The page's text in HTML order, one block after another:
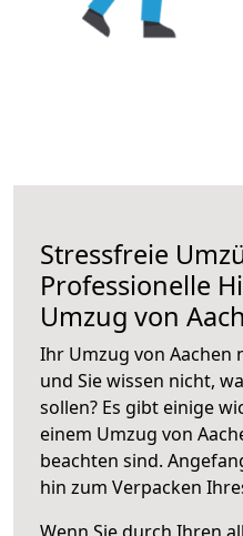
Stressfreie
Professionelle
Umzug von
Ihr Umzug von Aachen
und Sie wissen nicht,
sollen? Es gibt einige
einem Umzug von
beachten sind.
hin zum Verpacken